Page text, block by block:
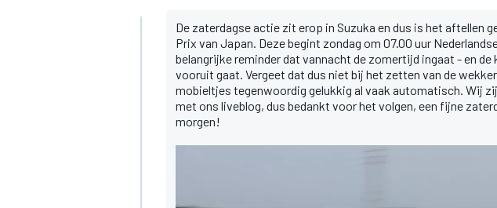
De zaterdagse actie zit erop in Suzuka en dus is het aftellen
Prix van Japan. Deze begint zondag om 07.00 uur
belangrijke reminder dat vannacht de zomertijd ingaat - en de
vooruit gaat. Vergeet dat dus niet bij het zetten van de
mobieltjes tegenwoordig gelukkig al vaak automatisch. Wij
met ons liveblog, dus bedankt voor het volgen, een fijne
morgen!